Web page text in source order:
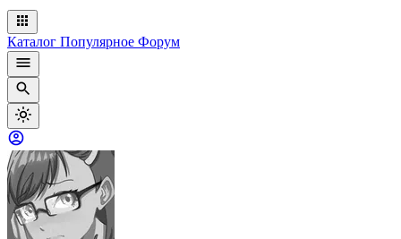
Каталог Популярное Форум